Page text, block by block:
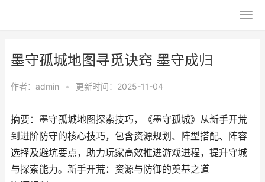
墨守孤城地图寻觅诀窍 墨守成归
作者： admin • 更新时间：2025-11-04
摘要：墨守孤城地图探索技巧，《墨守孤城》从新手开荒
到进阶防守的核心技巧，包含资源规划、阵型搭配、阵容
选择及避坑要点，助力玩家高效推进游戏进程，提升守城
与探索能力。新手开荒：资源与防御的奠基之道